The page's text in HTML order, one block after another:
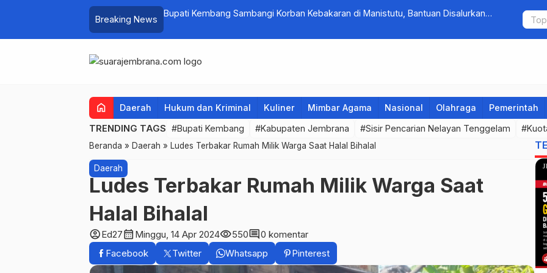
Breaking News
Bupati Kembang Sambangi Korban Kebakaran di Manistutu, Bantuan Disalurkan
Tim
home Daerah Hukum dan Kriminal Kuliner Mimbar Agama Nasional Olahraga Pemerintah
TRENDING TAGS #Bupati Kembang #Kabupaten Jembrana #Sisir Pencarian Nelayan Tenggelam
Beranda » Daerah » Ludes Terbakar Rumah Milik Warga Saat Halal Bihalal
Daerah
Ludes Terbakar Rumah Milik Warga Saat
Halal Bihalal
account_circleEd27calendar_month Minggu, 14 Apr 2024visibility550comment0 komentar
Facebook
Twitter Whatsapp Pinterest